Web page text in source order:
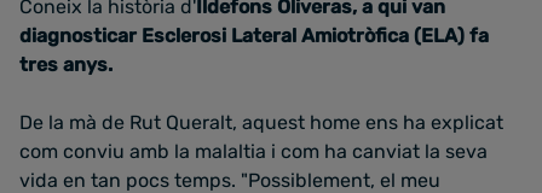
Coneix la història d'Ildefons Oliveras, a qui van
diagnosticar Esclerosi Lateral Amiotròfica (ELA) fa
tres anys.
De la mà de Rut Queralt, aquest home ens ha explicat
com conviu amb la malaltia i com ha canviat la seva
vida en tan pocs temps. "Possiblement, el meu